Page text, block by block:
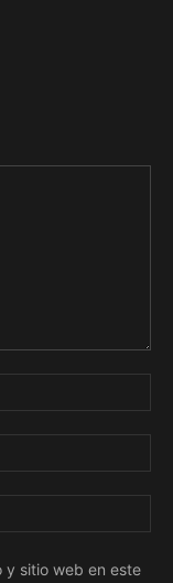
y sitio web en este